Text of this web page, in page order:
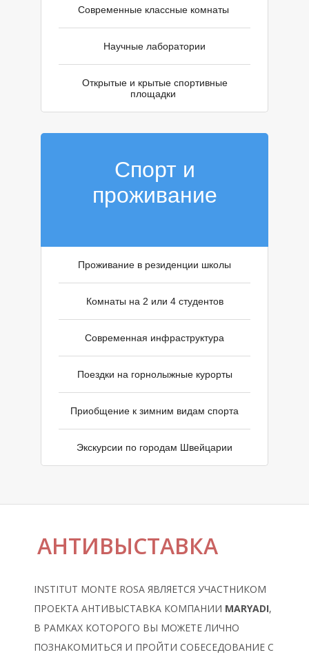
У
С
Cовременные классные комнаты
Научные лаборатории
Открытые и крытые спортивные
площадки
Спорт и
проживание
Проживание в резиденции школы
Комнаты на 2 или 4 студентов
Современная инфраструктура
Поездки на горнолыжные курорты
Приобщение к зимним видам спорта
Экскурсии по городам Швейцарии
АНТИВЫСТАВКА
INSTITUT MONTE ROSA ЯВЛЯЕТСЯ УЧАСТНИКОМ
ПРОЕКТА АНТИВЫСТАВКА КОМПАНИИ MARYADI,
В РАМКАХ КОТОРОГО ВЫ МОЖЕТЕ ЛИЧНО
ПОЗНАКОМИТЬСЯ И ПРОЙТИ СОБЕСЕДОВАНИЕ С